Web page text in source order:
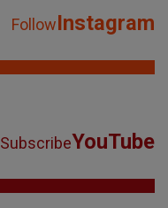
FollowInstagram
SubscribeYouTube